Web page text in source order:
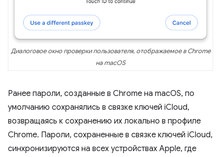
Диалоговое окно проверки пользователя, отображаемое в Chrome
на macOS
Ранее пароли, созданные в Chrome на macOS, по
умолчанию сохранялись в связке ключей iCloud,
возвращаясь к сохранению их локально в профиле
Chrome. Пароли, сохраненные в связке ключей iCloud,
синхронизируются на всех устройствах Apple, где